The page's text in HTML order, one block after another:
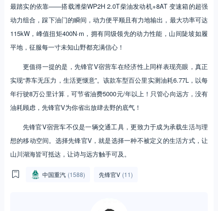
最踏实的依靠——搭载潍柴WP2H 2.0T柴油发动机+8AT 变速箱的超强
动力组合，踩下油门的瞬间，动力便平顺且有力地输出，最大功率可达
115kW，峰值扭矩400N·m，拥有同级领先的动力性能，山间陡坡如履
平地，征服每一寸未知山野都充满信心！
更值得一提的是，先锋官V宿营车在经济性上同样表现亮眼，真正
实现“养车无压力，生活更惬意”。该款车型百公里实测油耗6.77L，以每
年行驶8万公里计算，可节省油费5000元/年以上！只管心向远方，没有
油耗顾虑，先锋官V为你省出放肆去野的底气！
先锋官V宿营车不仅是一辆交通工具，更致力于成为承载生活与理
想的移动空间。选择先锋官V，就是选择一种不被定义的生活方式，让
山川湖海皆可抵达，让诗与远方触手可及。
中国重汽 (1588) 先锋官V (11)